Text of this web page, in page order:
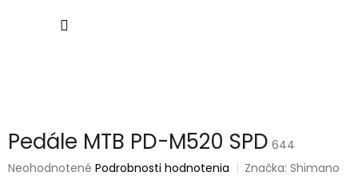
Pedále MTB PD-M520 SPD 644
Priemerné
Neohodnotené Podrobnosti hodnotenia Značka:Shimano